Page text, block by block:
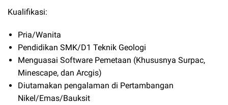
Kualifikasi:
Pria/Wanita
Pendidikan SMK/D1 Teknik Geologi
Menguasai Software Pemetaan (Khususnya Surpac,
Minescape, dan Arcgis)
Diutamakan pengalaman di Pertambangan
Nikel/Emas/Bauksit